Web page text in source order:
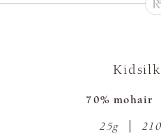
Kidsilk
70% mohair
25g